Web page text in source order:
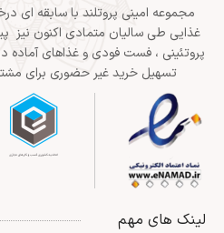
مجموعه امینی پروتلند با سابقه ای
غذایی طی سالیان متمادی اکنون نیز
پروتئینی ، فست فودی و غذاهای
تسهیل خرید غیر حضوری برای
لینک های مهم